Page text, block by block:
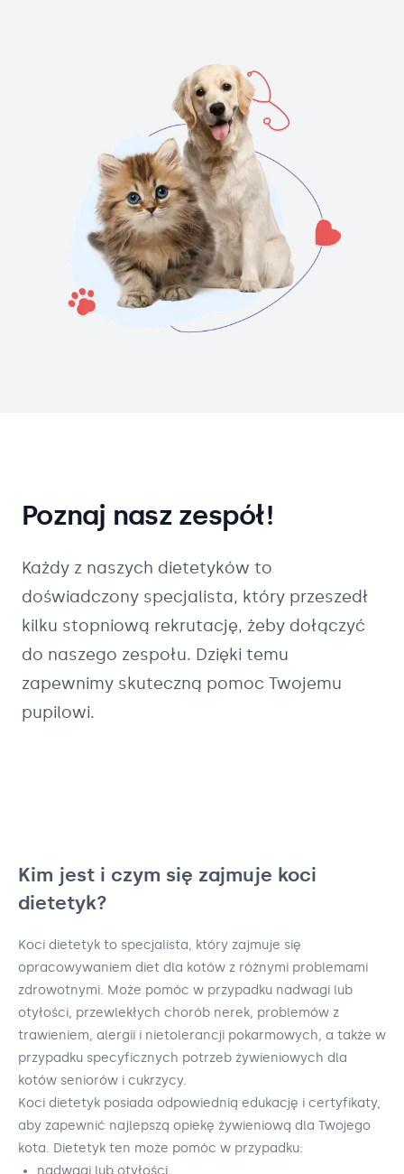
Poznaj nasz zespół!
Każdy z naszych dietetyków to
doświadczony specjalista, który przeszedł
kilku stopniową rekrutację, żeby dołączyć
do naszego zespołu. Dzięki temu
zapewnimy skuteczną pomoc Twojemu
pupilowi.
Kim jest i czym się zajmuje koci
dietetyk?
Koci dietetyk to specjalista, który zajmuje się
opracowywaniem diet dla kotów z różnymi problemami
zdrowotnymi. Może pomóc w przypadku nadwagi lub
otyłości, przewlekłych chorób nerek, problemów z
trawieniem, alergii i nietolerancji pokarmowych, a także w
przypadku specyficznych potrzeb żywieniowych dla
kotów seniorów i cukrzycy.
Koci dietetyk posiada odpowiednią edukację i certyfikaty,
aby zapewnić najlepszą opiekę żywieniową dla Twojego
kota. Dietetyk ten może pomóc w przypadku:
nadwagi lub otyłości,